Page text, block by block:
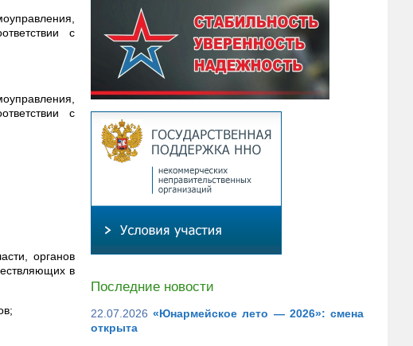
с
с
органов
в
Последние новости
22.07.2026 «Юнармейское лето — 2026»: смена
открыта